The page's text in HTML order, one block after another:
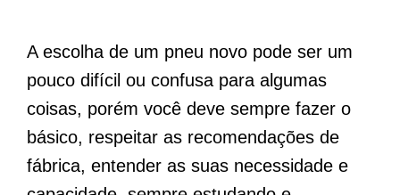
A escolha de um pneu novo pode ser um
pouco difícil ou confusa para algumas
coisas, porém você deve sempre fazer o
básico, respeitar as recomendações de
fábrica, entender as suas necessidade e